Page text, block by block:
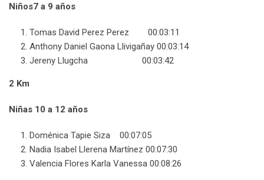
Niños7 a 9 años
Tomas David Perez Perez 00:03:11
Anthony Daniel Gaona Llivigañay 00:03:14
Jereny Llugcha 00:03:42
2 Km
Niñas 10 a 12 años
Doménica Tapie Siza 00:07:05
Nadia Isabel Llerena Martínez 00:07:30
Valencia Flores Karla Vanessa 00:08:26